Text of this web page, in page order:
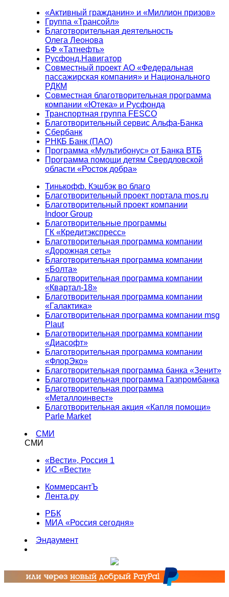
«Активный гражданин» и «Миллион призов»
Группа «Трансойл»
Благотворительная деятельность
Олега Леонова
БФ «Татнефть»
Русфонд.Навигатор
Совместный проект АО «Федеральная
пассажирская компания» и Национального
РДКМ
Совместная благотворительная программа
компании «Ютека» и Русфонда
Транспортная группа FESCO
Благотворительный сервис Альфа-Банка
Сбербанк
РНКБ Банк (ПАО)
Программа «Мультибонус» от Банка ВТБ
Программа помощи детям Свердловской
области «Росток добра»
Тинькофф. Кэшбэк во благо
Благотворительный проект портала mos.ru
Благотворительный проект компании
Indoor Group
Благотворительные программы
ГК «Кредитэкспресс»
Благотворительная программа компании
«Дорожная сеть»
Благотворительная программа компании
«Болта»
Благотворительная программа компании
«Квартал-18»
Благотворительная программа компании
«Галактика»
Благотворительная программа компании msg
Plaut
Благотворительная программа компании
«Диасофт»
Благотворительная программа компании
«ФлорЭко»
Благотворительная программа банка «Зенит»
Благотворительная программа Газпромбанка
Благотворительная программа
«Металлоинвест»
Благотворительная акция «Капля помощи»
Parle Market
СМИ
СМИ
«Вести», Россия 1
ИС «Вести»
КоммерсантЪ
Лента.ру
РБК
МИА «Россия сегодня»
Эндаумент